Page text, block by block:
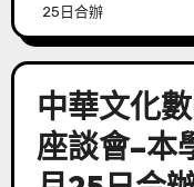
25日合辦
中華文化
座談會–本